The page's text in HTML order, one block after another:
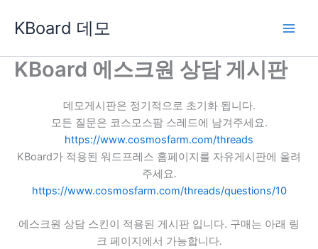
로
KBoard 데모
KBoard 에스크원 상담 게시판
데모게시판은 정기적으로 초기화 됩니다.
모든 질문은 코스모스팜 스레드에 남겨주세요.
https://www.cosmosfarm.com/threads
KBoard가 적용된 워드프레스 홈페이지를 자유게시판에 올려
주세요.
https://www.cosmosfarm.com/threads/questions/10
에스크원 상담 스킨이 적용된 게시판 입니다. 구매는 아래 링
크 페이지에서 가능합니다.